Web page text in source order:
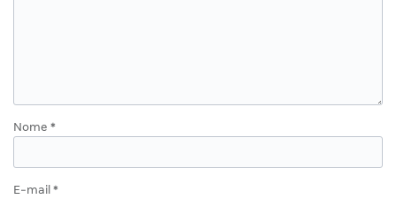
Nome *
E-mail *